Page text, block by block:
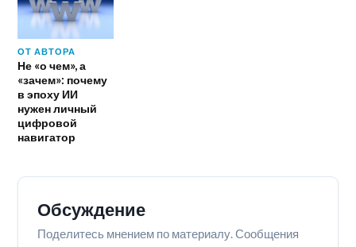
ОТ АВТОРА
Не «о чем», а
«зачем»: почему
в эпоху ИИ
нужен личный
цифровой
навигатор
Обсуждение
Поделитесь мнением по материалу. Сообщения